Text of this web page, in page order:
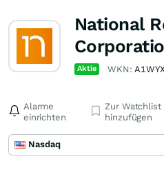
National
Aktie WKN:
Alarme
einrichten
Zur Watchlist
hinzufügen
Nasdaq